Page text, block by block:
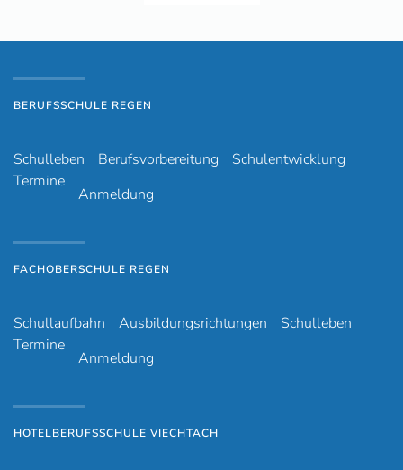
BERUFSSCHULE REGEN
Schulleben Berufsvorbereitung
Schulentwicklung
Termine
Anmeldung
FACHOBERSCHULE REGEN
Schullaufbahn Ausbildungsrichtungen
Schulleben
Termine
Anmeldung
HOTELBERUFSSCHULE VIECHTACH